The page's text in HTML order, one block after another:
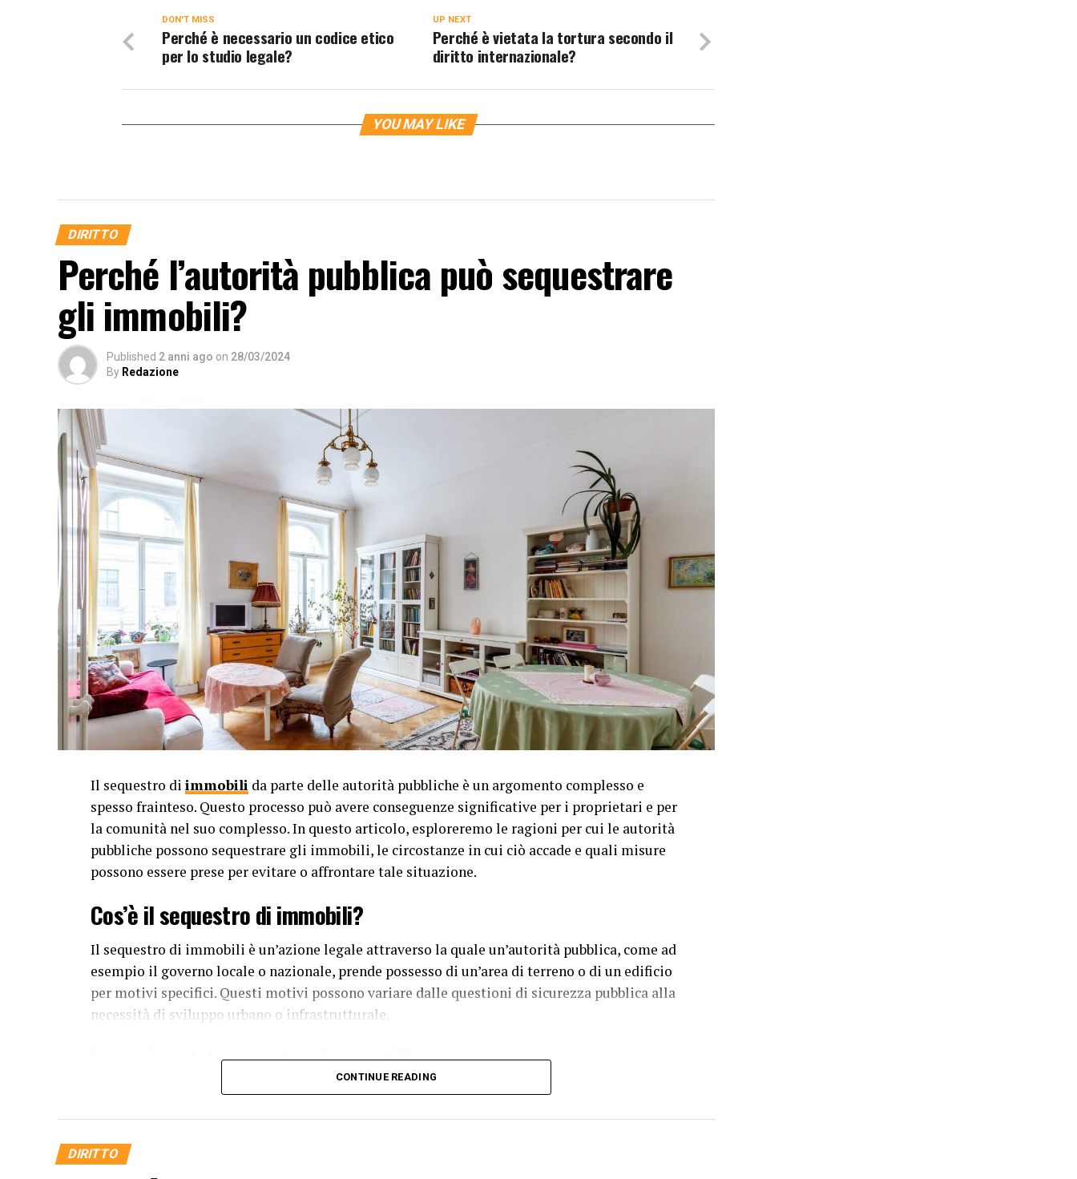
UP NEXT
Perché è vietata la tortura secondo il
diritto internazionale?
DON'T MISS
Perché è necessario un codice etico
per lo studio legale?
YOU MAY LIKE
DIRITTO
Perché l’autorità pubblica può sequestrare
gli immobili?
Published 2 anni ago on 28/03/2024
By Redazione
Il sequestro di immobili da parte delle autorità pubbliche è un argomento complesso e
spesso frainteso. Questo processo può avere conseguenze significative per i proprietari e per
la comunità nel suo complesso. In questo articolo, esploreremo le ragioni per cui le autorità
pubbliche possono sequestrare gli immobili, le circostanze in cui ciò accade e quali misure
possono essere prese per evitare o affrontare tale situazione.
Cos’è il sequestro di immobili?
Il sequestro di immobili è un’azione legale attraverso la quale un’autorità pubblica, come ad
esempio il governo locale o nazionale, prende possesso di un’area di terreno o di un edificio
per motivi specifici. Questi motivi possono variare dalle questioni di sicurezza pubblica alla
necessità di sviluppo urbano o infrastrutturale.
Le ragioni del sequestro di immobili
Le autorità pubbliche possono decidere di sequestrareimmobiliper diverse ragioni, tra cui:
Uno dei motivi principali per cui un’autorità pubblica può sequestrare un immobile è per
CONTINUE READING
DIRITTO